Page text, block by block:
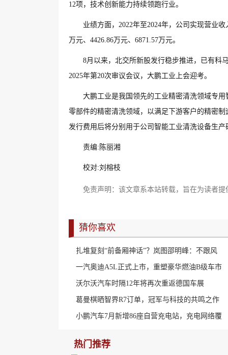
12项，技术创新能力持续领跑行业。
业绩方面，2022年至2024年，公司实现营业
万元、4426.86万元、6871.57万元。
8月以来，北交所新股发行稳步推进，已有科
2025年第20次审议会议，大鹏工业上会迎考。
大鹏工业是我国领先的工业精密清洗领域专
零部件的精密清洗领域，以满足下游客户的精密
发行费用后将分别用于公司智能工业清洗设备生
责编:陈丽湘
校对:刘榕枝
免责声明：该文章系本站转载，旨在为读者
猜你喜欢
扎堆复刻“前备厢神话”？岚图邵明峰：不跟风
一汽奥迪A5L正式上市，重塑豪华燃油B级车市
沃尔沃汽车时隔12年将再次重返德国车展
葛曼棋晒智界R7订单，冠军与科技的共鸣之作
小鹏汽车7月新增86座自营充电站，充电网络覆
热门推荐